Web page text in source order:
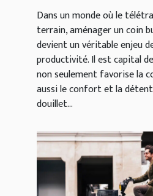
Dans un monde où le
terrain, aménager un coin
devient un véritable enjeu
productivité. Il est capital
non seulement favorise la
aussi le confort et la
douillet...